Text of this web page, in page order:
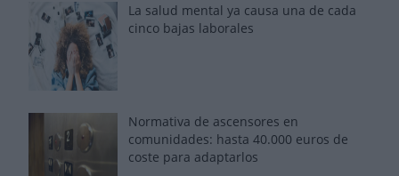
La salud mental ya causa una de cada
cinco bajas laborales
Normativa de ascensores en
comunidades: hasta 40.000 euros de
coste para adaptarlos